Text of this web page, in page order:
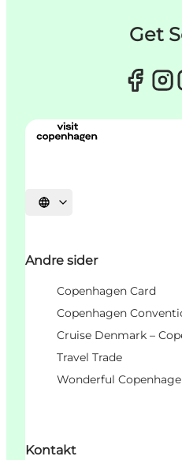
Get
Vælg sprog
Andre sider
Copenhagen Card
Copenhagen
Cruise Denmark –
Travel Trade
Wonderful
Kontakt